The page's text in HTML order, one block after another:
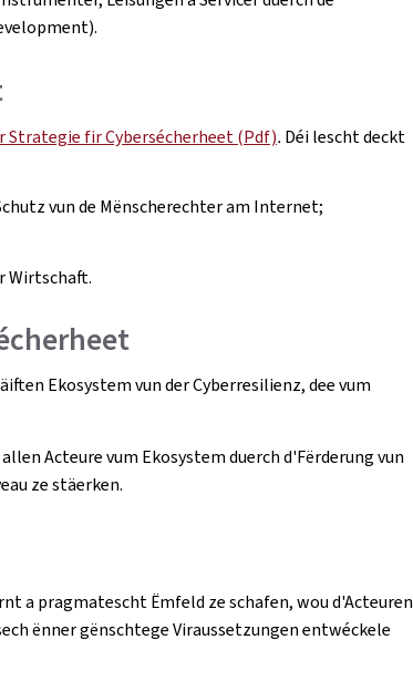
Strategie fir Cybersécherheet (Pdf). Déi lescht deckt
vun de Mënscherechter am Internet;
Wirtschaft.
Ekosystem vun der Cyberresilienz, dee vum
Acteure vum Ekosystem duerch d'Fërderung vun
ze stäerken.
a pragmatescht Ëmfeld ze schafen, wou d'Acteuren
ënner gënschtege Viraussetzungen entwéckele